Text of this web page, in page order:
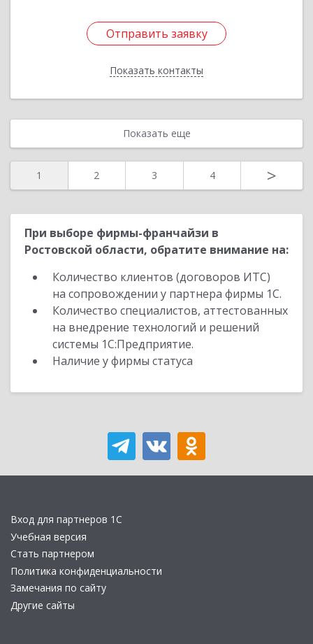
Отправить заявку
Показать контакты
Отправить заявку
Назад
Показать еще
1 2 3 4 >
При выборе фирмы-франчайзи в
Ростовской области, обратите внимание на:
Количество клиентов (договоров ИТС)
на сопровождении у партнера фирмы 1С.
Количество специалистов, аттестованных
на внедрение технологий и решений
системы 1С:Предприятие.
Наличие у фирмы статуса
Вход для партнеров 1С
Учебная версия
Стать партнером
Политика конфиденциальности
Замечания по сайту
Другие сайты